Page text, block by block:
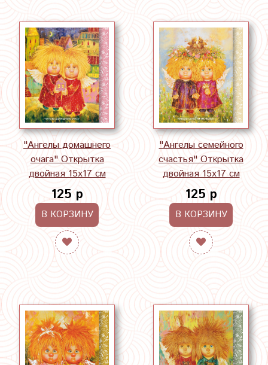
"Ангелы домашнего
очага" Открытка
двойная 15х17 см
125 р
В КОРЗИНУ
"Ангелы семейного
счастья" Открытка
двойная 15х17 см
125 р
В КОРЗИНУ